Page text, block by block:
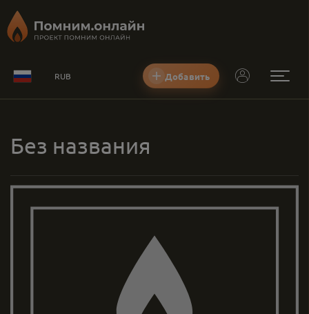
RUB Добавить
Без названия